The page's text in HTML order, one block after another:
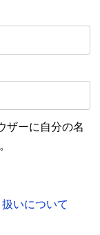
ザーに自分の名
いについて